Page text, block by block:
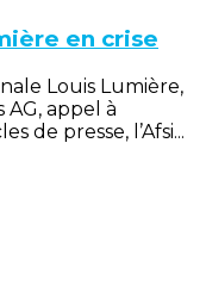
en crise
Louis Lumière,
appel à
de presse, l’Afsi...